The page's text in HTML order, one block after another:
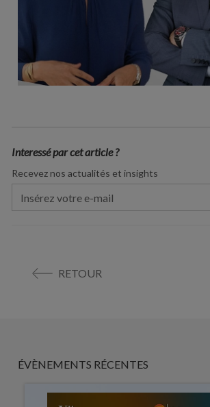
Interessé par cet article ?
Recevez nos actualités et insights
RETOUR
ÉVÈNEMENTS RÉCENTES